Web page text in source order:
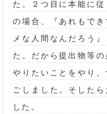
た。２つ目に本能に
の場合、『あれもで
メな人間なんだろう
た。だから提出物等
やりたいことをやり
ごしました。そした
した。